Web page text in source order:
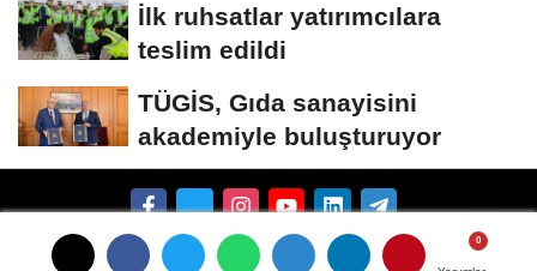
İlk ruhsatlar yatırımcılara
teslim edildi
TÜGİS, Gıda sanayisini
akademiyle buluşturuyor
Künye İletişim Çerez Politikası Gizlilik İlkeleri